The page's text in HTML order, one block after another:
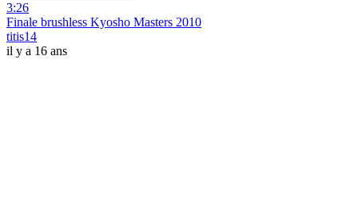
3:26
Finale brushless Kyosho Masters 2010
titis14
il y a 16 ans